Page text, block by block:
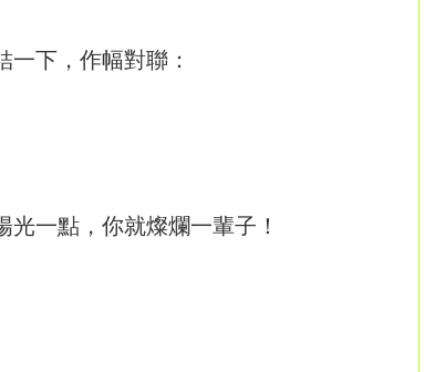
下，作幅對聯：
一點，你就燦爛一輩子！